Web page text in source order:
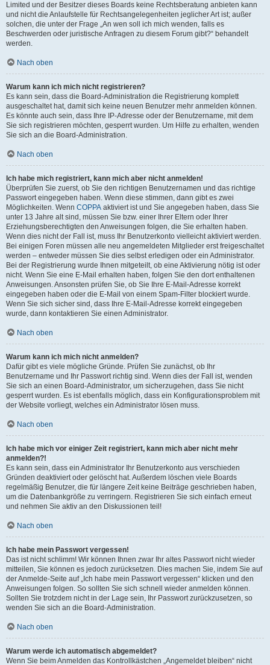
Limited und der Besitzer dieses Boards keine Rechtsberatung anbieten kann
und nicht die Anlaufstelle für Rechtsangelegenheiten jeglicher Art ist; außer
solchen, die unter der Frage „An wen soll ich mich wenden, falls es
Beschwerden oder juristische Anfragen zu diesem Forum gibt?“ behandelt
werden.
Nach oben
Warum kann ich mich nicht registrieren?
Es kann sein, dass die Board-Administration die Registrierung komplett
ausgeschaltet hat, damit sich keine neuen Benutzer mehr anmelden können.
Es könnte auch sein, dass Ihre IP-Adresse oder der Benutzername, mit dem
Sie sich registrieren möchten, gesperrt wurden. Um Hilfe zu erhalten, wenden
Sie sich an die Board-Administration.
Nach oben
Ich habe mich registriert, kann mich aber nicht anmelden!
Überprüfen Sie zuerst, ob Sie den richtigen Benutzernamen und das richtige
Passwort eingegeben haben. Wenn diese stimmen, dann gibt es zwei
Möglichkeiten. Wenn COPPA aktiviert ist und Sie angegeben haben, dass Sie
unter 13 Jahre alt sind, müssen Sie bzw. einer Ihrer Eltern oder Ihrer
Erziehungsberechtigten den Anweisungen folgen, die Sie erhalten haben.
Wenn dies nicht der Fall ist, muss Ihr Benutzerkonto vielleicht aktiviert werden.
Bei einigen Foren müssen alle neu angemeldeten Mitglieder erst freigeschaltet
werden – entweder müssen Sie dies selbst erledigen oder ein Administrator.
Bei der Registrierung wurde Ihnen mitgeteilt, ob eine Aktivierung nötig ist oder
nicht. Wenn Sie eine E-Mail erhalten haben, folgen Sie den dort enthaltenen
Anweisungen. Ansonsten prüfen Sie, ob Sie Ihre E-Mail-Adresse korrekt
eingegeben haben oder die E-Mail von einem Spam-Filter blockiert wurde.
Wenn Sie sich sicher sind, dass Ihre E-Mail-Adresse korrekt eingegeben
wurde, dann kontaktieren Sie einen Administrator.
Nach oben
Warum kann ich mich nicht anmelden?
Dafür gibt es viele mögliche Gründe. Prüfen Sie zunächst, ob Ihr
Benutzername und Ihr Passwort richtig sind. Wenn dies der Fall ist, wenden
Sie sich an einen Board-Administrator, um sicherzugehen, dass Sie nicht
gesperrt wurden. Es ist ebenfalls möglich, dass ein Konfigurationsproblem mit
der Website vorliegt, welches ein Administrator lösen muss.
Nach oben
Ich habe mich vor einiger Zeit registriert, kann mich aber nicht mehr
anmelden?!
Es kann sein, dass ein Administrator Ihr Benutzerkonto aus verschieden
Gründen deaktiviert oder gelöscht hat. Außerdem löschen viele Boards
regelmäßig Benutzer, die für längere Zeit keine Beiträge geschrieben haben,
um die Datenbankgröße zu verringern. Registrieren Sie sich einfach erneut
und nehmen Sie aktiv an den Diskussionen teil!
Nach oben
Ich habe mein Passwort vergessen!
Das ist nicht schlimm! Wir können Ihnen zwar Ihr altes Passwort nicht wieder
mitteilen, Sie können es jedoch zurücksetzen. Dies machen Sie, indem Sie auf
der Anmelde-Seite auf „Ich habe mein Passwort vergessen“ klicken und den
Anweisungen folgen. So sollten Sie sich schnell wieder anmelden können.
Sollten Sie trotzdem nicht in der Lage sein, Ihr Passwort zurückzusetzen, so
wenden Sie sich an die Board-Administration.
Nach oben
Warum werde ich automatisch abgemeldet?
Wenn Sie beim Anmelden das Kontrollkästchen „Angemeldet bleiben“ nicht